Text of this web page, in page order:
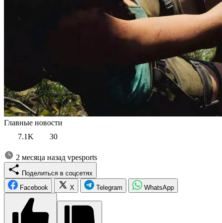
Главные новости
7.1K
30
2 месяца назад vpesports
Поделиться в соцсетях
Facebook
X Telegram WhatsApp